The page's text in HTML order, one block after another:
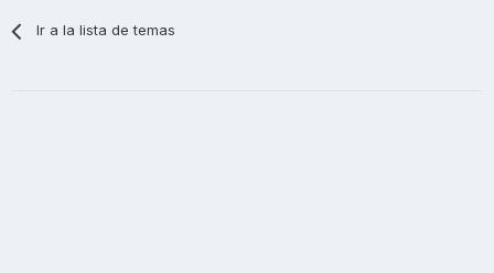
Ir a la lista de temas